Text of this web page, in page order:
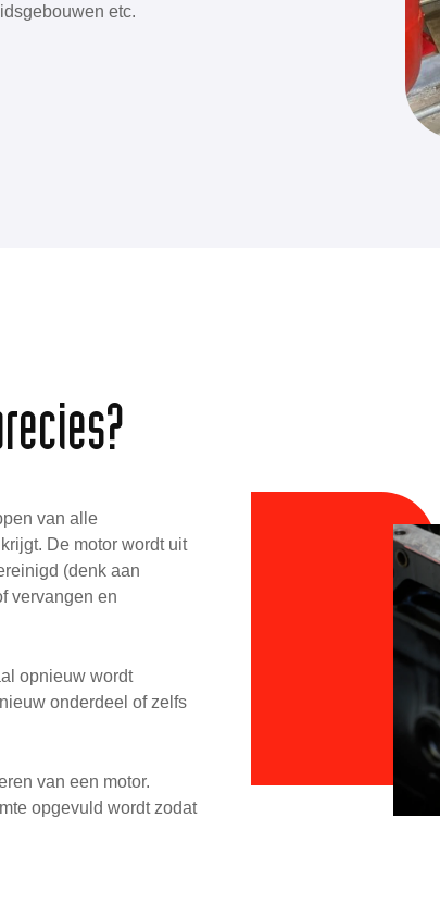
etc.
van alle
De motor wordt uit
(denk aan
vervangen en
opnieuw wordt
onderdeel of zelfs
van een motor.
opgevuld wordt zodat